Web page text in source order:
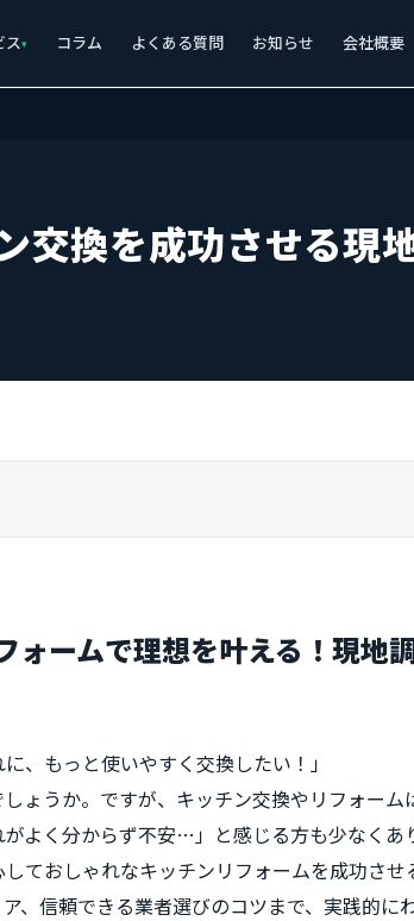
ス コラム よくある質問 お知らせ 会社概要
交換を成功させる現
ォームで理想を叶える！現地
、もっと使いやすく交換したい！」
ょうか。ですが、キッチン交換やリフォー
よく分からず不安…」と感じる方も少なくあ
ておしゃれなキッチンリフォームを成功さ
、信頼できる業者選びのコツまで、実践的に